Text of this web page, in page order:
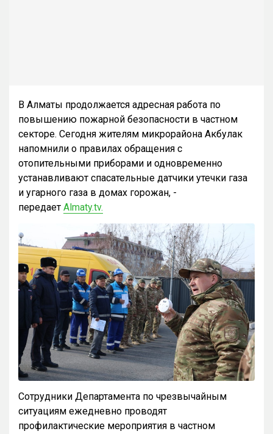
В Алматы продолжается адресная работа по
повышению пожарной безопасности в частном
секторе. Сегодня жителям микрорайона Акбулак
напомнили о правилах обращения с
отопительными приборами и одновременно
устанавливают спасательные датчики утечки газа
и угарного газа в домах горожан, -
передает Almaty.tv.
Сотрудники Департамента по чрезвычайным
ситуациям ежедневно проводят
профилактические мероприятия в частном